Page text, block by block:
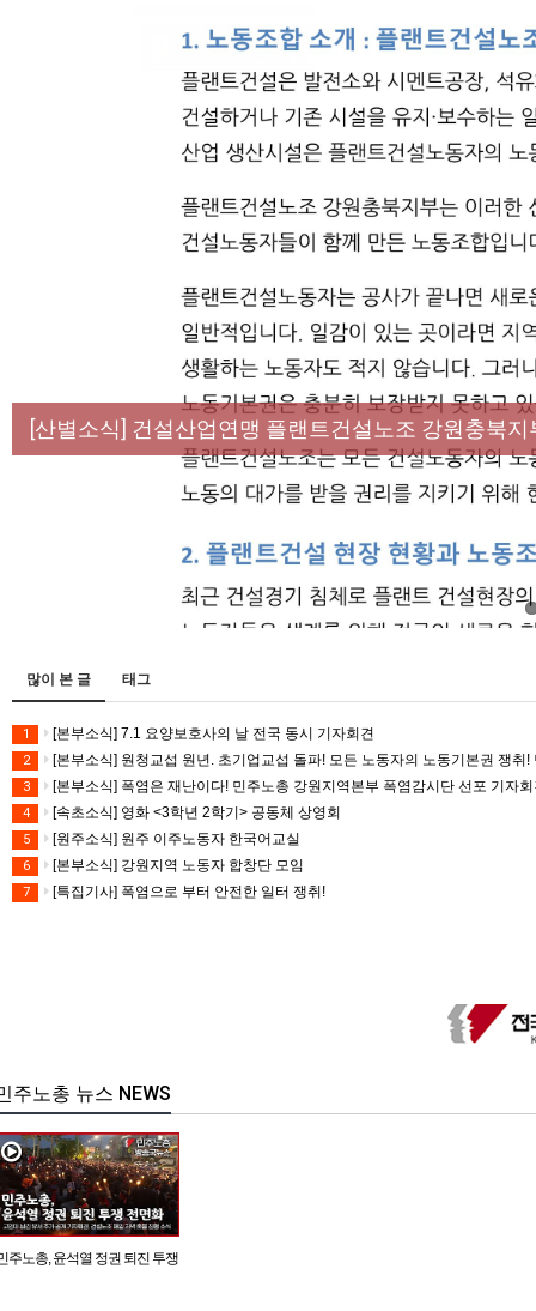
[성명] 막을 수 있었던 죽음, HL만도가 책임져라 : 청
[산별소식] 건설산업연맹 플랜트건설노조 강원충북지
[강릉,속초,원주,춘천] 폭염감시단 사업 이모저모
[조합원☆인터뷰] 서비스연맹 전국학교비정규직노동
[본부소식] 강원지역 노동자 합창단 모임
많이 본 글 태그
1 [본부소식] 7.1 요양보호사의 날 전국 동시 기자회견
2 [본부소식] 원청교섭 원년. 초기업교섭 돌파! 모든 노동자의 노동기본권 쟁취
3 [본부소식] 폭염은 재난이다! 민주노총 강원지역본부 폭염감시단 선포 기자
4 [속초소식] 영화 <3학년 2학기> 공동체 상영회
5 [원주소식] 원주 이주노동자 한국어교실
6 [본부소식] 강원지역 노동자 합창단 모임
7 [특집기사] 폭염으로 부터 안전한 일터 쟁취!
주노총 뉴스 NEWS
주노총, 윤석열 정권 퇴진 투쟁